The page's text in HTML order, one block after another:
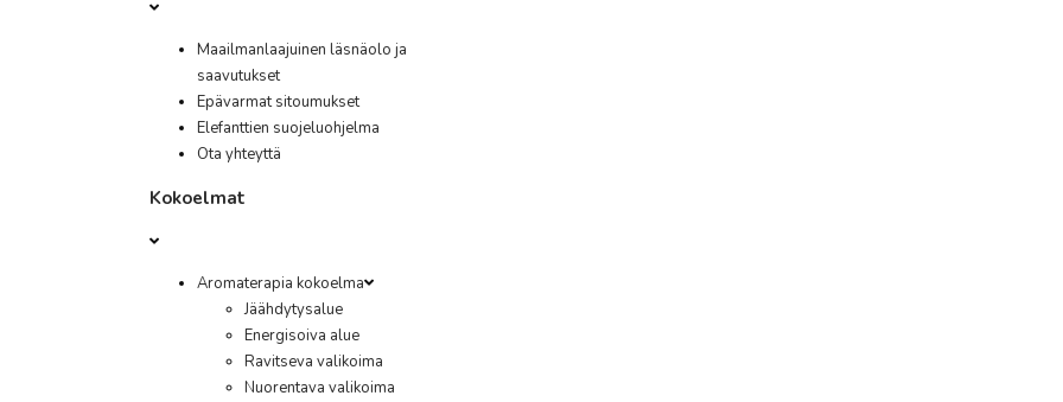
Maailmanlaajuinen läsnäolo ja
saavutukset
Epävarmat sitoumukset
Elefanttien suojeluohjelma
Ota yhteyttä
Kokoelmat
Aromaterapia kokoelma
Jäähdytysalue
Energisoiva alue
Ravitseva valikoima
Nuorentava valikoima